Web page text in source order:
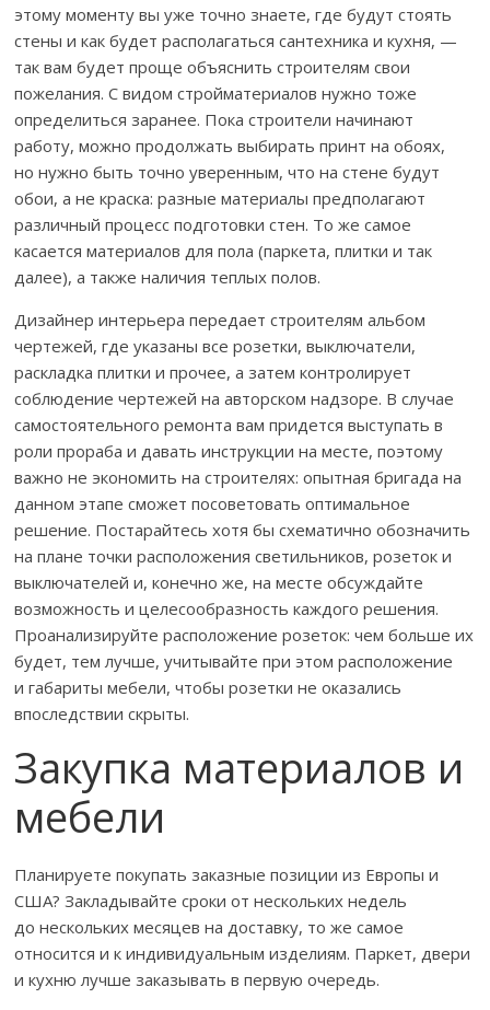
этому моменту вы уже точно знаете, где будут стоять
стены и как будет располагаться сантехника и кухня, —
так вам будет проще объяснить строителям свои
пожелания. С видом стройматериалов нужно тоже
определиться заранее. Пока строители начинают
работу, можно продолжать выбирать принт на обоях,
но нужно быть точно уверенным, что на стене будут
обои, а не краска: разные материалы предполагают
различный процесс подготовки стен. То же самое
касается материалов для пола (паркета, плитки и так
далее), а также наличия теплых полов.
Дизайнер интерьера передает строителям альбом
чертежей, где указаны все розетки, выключатели,
раскладка плитки и прочее, а затем контролирует
соблюдение чертежей на авторском надзоре. В случае
самостоятельного ремонта вам придется выступать в
роли прораба и давать инструкции на месте, поэтому
важно не экономить на строителях: опытная бригада на
данном этапе сможет посоветовать оптимальное
решение. Постарайтесь хотя бы схематично обозначить
на плане точки расположения светильников, розеток и
выключателей и, конечно же, на месте обсуждайте
возможность и целесообразность каждого решения.
Проанализируйте расположение розеток: чем больше их
будет, тем лучше, учитывайте при этом расположение
и габариты мебели, чтобы розетки не оказались
впоследствии скрыты.
Закупка материалов и
мебели
Планируете покупать заказные позиции из Европы и
США? Закладывайте сроки от нескольких недель
до нескольких месяцев на доставку, то же самое
относится и к индивидуальным изделиям. Паркет, двери
и кухню лучше заказывать в первую очередь.